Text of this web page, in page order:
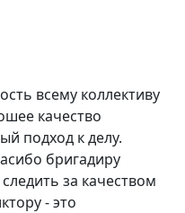
всему коллективу
качество
подход к делу.
бригадиру
за качеством
- это